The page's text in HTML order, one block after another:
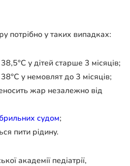
потрібно у таких випадках:
у дітей старше 3 місяців;
у немовлят до 3 місяців;
жар незалежно від
судом;
пити рідину.
академії педіатрії,